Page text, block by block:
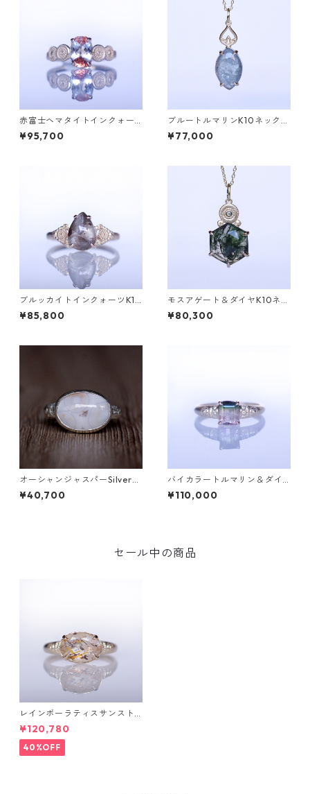
赤富士ヘマタイトインクォー
ツK10リング DAHMA(ダーマ)
[D052]
¥95,700
ブルートルマリンK10ネックレ
ス HASU(ハス) [H001]
¥77,000
ブルッカイトインクォーツK10
リング MALWA (マルワ)[M24
4]
¥85,800
モスアゲート＆ダイヤK10ネッ
クレス DAHMA(ダーマ) [D01
7]
¥80,300
オーシャンジャスパーSilverリ
ング EPA(エパ）[E001]
¥40,700
バイカラートルマリン＆ダイ
ヤK10リング FATA(ファタ）[F
016]
¥110,000
セール中の商品
レインボーラティスサンスト
ーン＆ダイヤK10リング FATA
(ファタ）[F019]
¥120,780
40%OFF